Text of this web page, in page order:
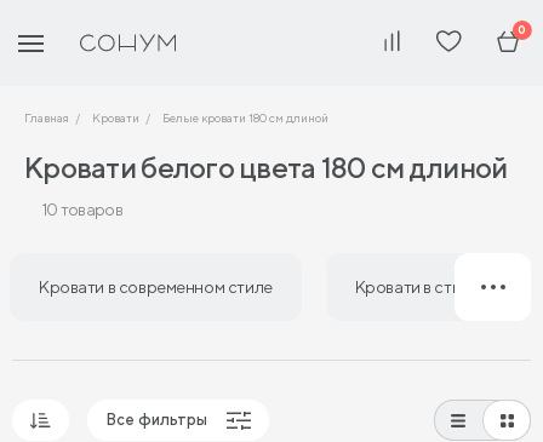
0
Главная Кровати Белые кровати 180 см длиной
Кровати белого цвета 180 см длиной
10 товаров
Кровати в современном стиле Кровати в стиле лофт
Все фильтры